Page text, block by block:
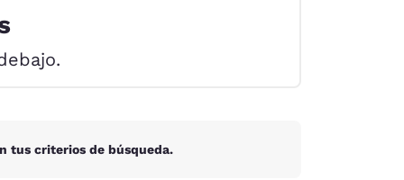
tus criterios de búsqueda.